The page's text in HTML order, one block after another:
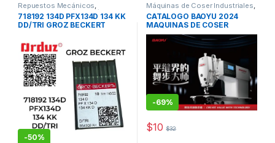
Repuestos Mecánicos
Repuestos Mecánicos /
Accesorios de Costura,
Repuestos para Máquinas
718192 134D PFX134D 134 KK
DD/TRI GROZ BECKERT
REPUESTO
-50%
Máquinas de Coser Industriales
Repuestos Mecánicos
CATALOGO BAOYU 2024
MAQUINAS DE COSER
-69%
$10 $32